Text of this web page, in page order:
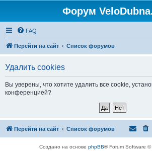
Форум
FAQ
Перейти на сайт Список форумов
Удалить cookies
Вы уверены, что хотите удалить все cookie,
конференцией?
Перейти на сайт Список форумов
Создано на основе phpBB® Forum Software ©